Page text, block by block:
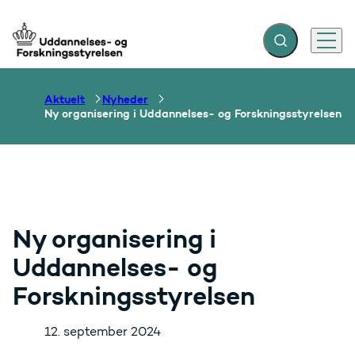
Gå til forsiden Fold søgefelt ud
Menu
Aktuelt
Nyheder
Ny organisering i Uddannelses- og Forskningsstyrelsen
Ny organisering i
Uddannelses- og
Forskningsstyrelsen
12. september 2024